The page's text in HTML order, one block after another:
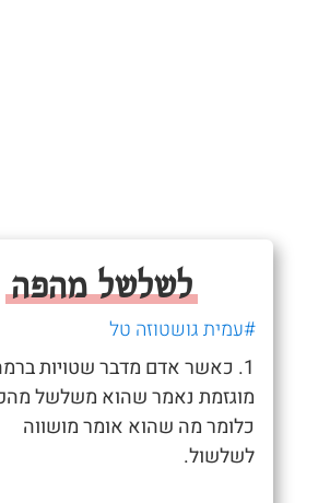
לשלשל מהפה
#עמית גושטוזה טל
1. כאשר אדם מדבר שטויות
מוגזמת נאמר שהוא משלשל
כלומר מה שהוא אומר מושווה
לשלשול.